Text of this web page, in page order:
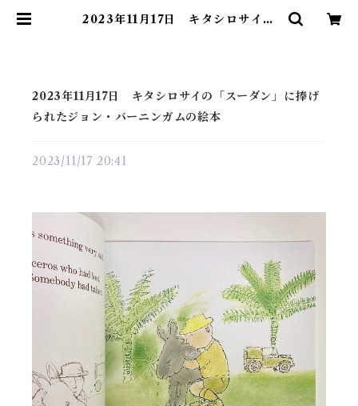
2023年11月17日 キタシロサイの
2023年11月17日 キタシロサイの「スーダン」に捧げ
られたジョン・バーニンガムの絵本
2023/11/17 20:41